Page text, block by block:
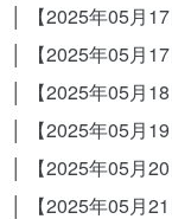
│ 【2025年05月
│ 【2025年05月
│ 【2025年05月
│ 【2025年05月
│ 【2025年05月
│ 【2025年05月